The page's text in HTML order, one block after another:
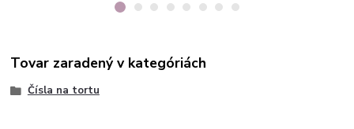
Tovar zaradený v kategóriách
Čísla na tortu